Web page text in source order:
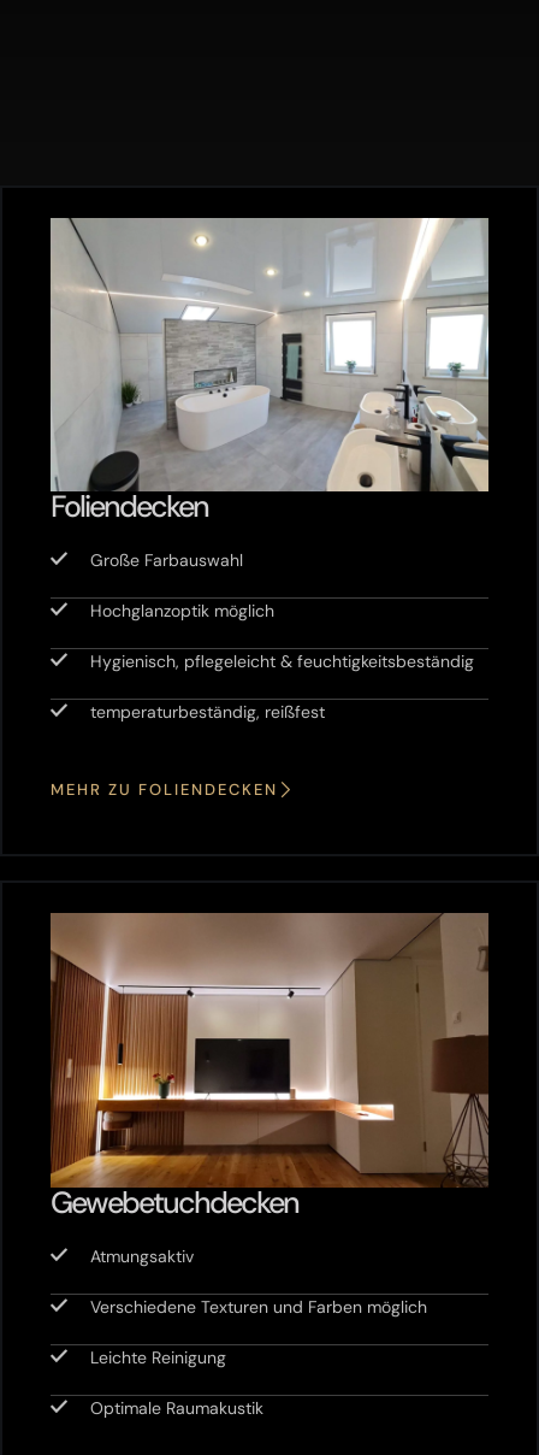
Foliendecken
Große Farbauswahl
Hochglanzoptik möglich
Hygienisch, pflegeleicht & feuchtigkeitsbeständig
temperaturbeständig, reißfest
MEHR ZU FOLIENDECKEN
Gewebetuchdecken
Atmungsaktiv
Verschiedene Texturen und Farben möglich
Leichte Reinigung
Optimale Raumakustik